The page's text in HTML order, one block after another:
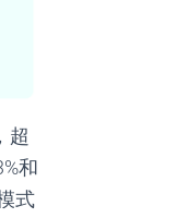
超
和
式